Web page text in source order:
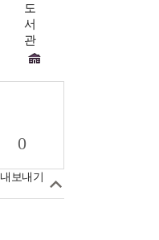
도
서
관
0
내보내기